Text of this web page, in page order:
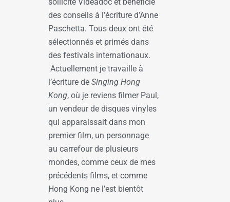
des conseils à l’écriture d’Anne
Paschetta. Tous deux ont été
sélectionnés et primés dans
des festivals internationaux.
Actuellement je travaille à
l’écriture de Singing Hong
Kong, où je reviens filmer Paul,
un vendeur de disques vinyles
qui apparaissait dans mon
premier film, un personnage
au carrefour de plusieurs
mondes, comme ceux de mes
précédents films, et comme
Hong Kong ne l’est bientôt